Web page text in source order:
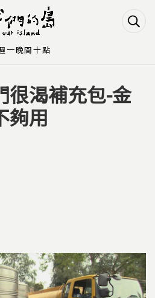
to Navigation
Main content
很渴補充包-金
夠用
一晚間十點